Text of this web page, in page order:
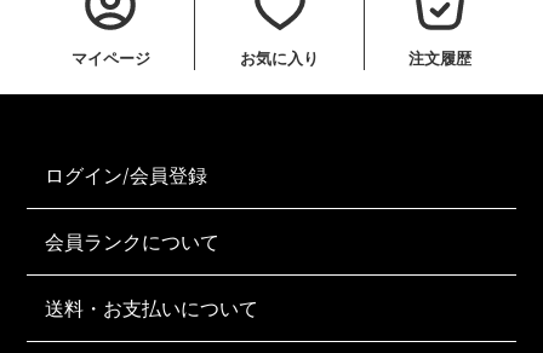
マイページ お気に入り 注文履歴
ログイン/会員登録
会員ランクについて
送料・お支払いについて